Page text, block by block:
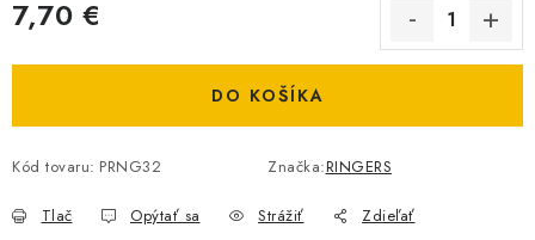
VRATKY - ODSTÚPENIE OD ZMLUVY - REKLAMACIU
KONTAKTY
7,70 €
DO KOŠÍKA
Kód tovaru: PRNG32 Značka:RINGERS
Tlač Opýtať sa Strážiť Zdieľať